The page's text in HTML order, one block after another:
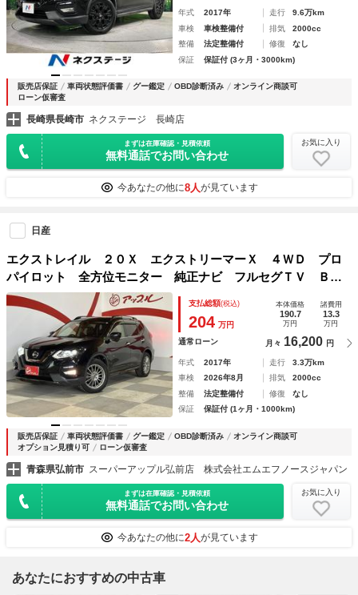
年式 2017年 走行
9.6万km
車検
車検整備付 排気
2000cc
整備
法定整備付 修復
なし
保証
保証付 (3ヶ月・3000km)
販売店保証 車両状態評価書 グー鑑定 OBD診断済み
オンライン商談可
ローン仮審査
長崎県長崎市 ネクステージ 長崎店
まずは在庫確認・見積依頼
無料通話でお問い合わせ
お気に入り
今あなたの他に8人が見ています
日産
エクストレイル ２０Ｘ エクストリーマーＸ ４ＷＤ プロ
パイロット 全方位モニター 純正ナビ フルセグＴＶ Ｂｌ
ｕｅｔｏｏｔｈ接続 シートヒーター デジタルインナーミラ
ー コーナーセンサー レーダークルーズコントロール ＬＥ
Ｄヘッドライト
支払総額(税込)
204 万円
本体価格
190.7
万円
諸費用
13.3
万円
通常ローン 月々 16,200 円
年式 2017年 走行
3.3万km
車検
2026年8月 排気
2000cc
整備
法定整備付 修復
なし
保証
保証付 (1ヶ月・1000km)
販売店保証 車両状態評価書 グー鑑定 OBD診断済み
オンライン商談可
オプション見積り可
ローン仮審査
青森県弘前市 スーパーアップル弘前店 株式会社エムエフノースジャパン
まずは在庫確認・見積依頼
無料通話でお問い合わせ
お気に入り
今あなたの他に2人が見ています
あなたにおすすめの中古車